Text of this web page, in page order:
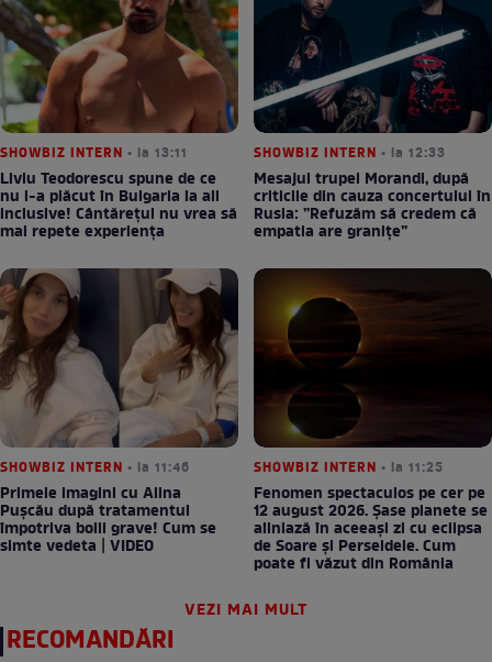
SHOWBIZ INTERN • la 13:11
Liviu Teodorescu spune de ce
nu i-a plăcut în Bulgaria la all
inclusive! Cântărețul nu vrea să
mai repete experiența
SHOWBIZ INTERN • la 12:33
Mesajul trupei Morandi, după
criticile din cauza concertului în
Rusia: ”Refuzăm să credem că
empatia are granițe”
SHOWBIZ INTERN • la 11:46
Primele imagini cu Alina
Pușcău după tratamentul
împotriva bolii grave! Cum se
simte vedeta | VIDEO
SHOWBIZ INTERN • la 11:25
Fenomen spectaculos pe cer pe
12 august 2026. Șase planete se
aliniază în aceeași zi cu eclipsa
de Soare și Perseidele. Cum
poate fi văzut din România
VEZI MAI MULT
RECOMANDĂRI